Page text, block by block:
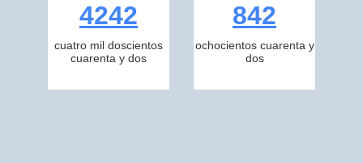
4242
cuatro mil doscientos
cuarenta y dos
842
ochocientos cuarenta y
dos